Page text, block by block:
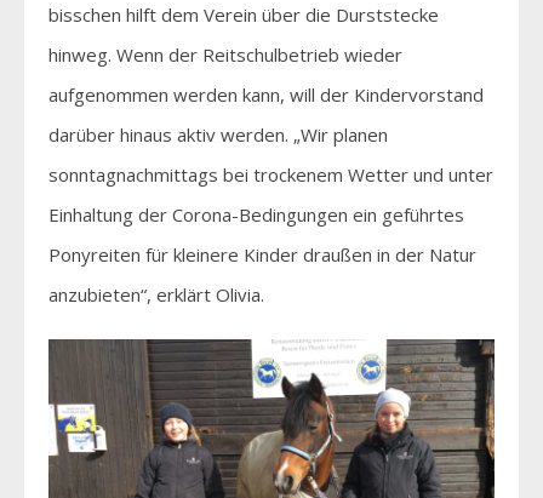
bisschen hilft dem Verein über die Durststecke
hinweg. Wenn der Reitschulbetrieb wieder
aufgenommen werden kann, will der Kindervorstand
darüber hinaus aktiv werden. „Wir planen
sonntagnachmittags bei trockenem Wetter und unter
Einhaltung der Corona-Bedingungen ein geführtes
Ponyreiten für kleinere Kinder draußen in der Natur
anzubieten“, erklärt Olivia.